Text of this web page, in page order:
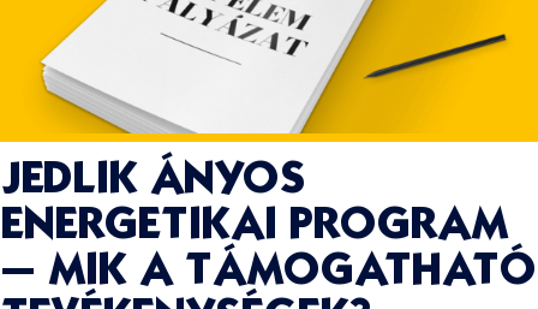
JEDLIK ÁNYOS
ENERGETIKAI PROGRAM
– MIK A TÁMOGATHATÓ